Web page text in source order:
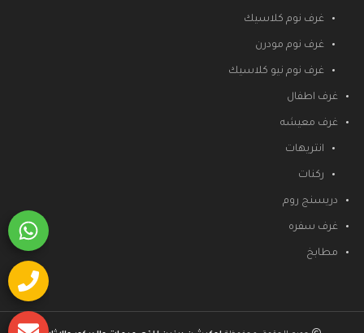
غرف نوم كلاسيك
غرف نوم مودرن
غرف نوم نيو كلاسيك
غرف اطفال
غرف معيشه
انتريهات
ركنات
دريسنج روم
غرف سفره
مطابخ